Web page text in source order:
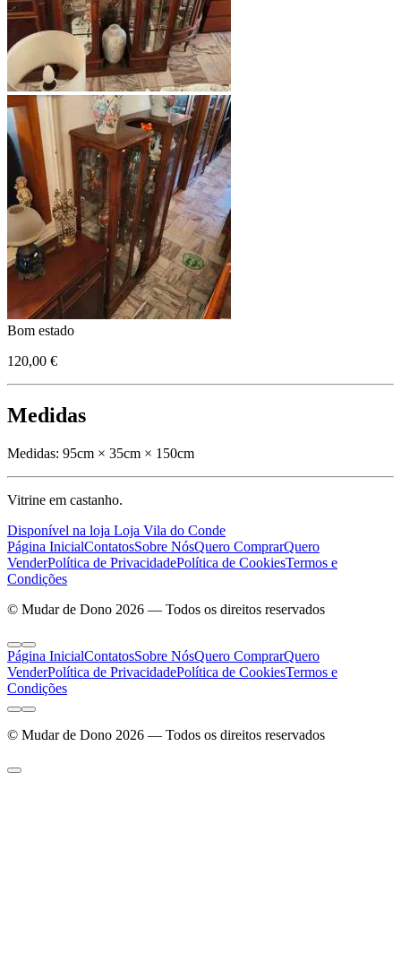
Bom estado
120,00 €
Medidas
Medidas: 95cm × 35cm × 150cm
Vitrine em castanho.
Disponível na loja Loja Vila do Conde
Página InicialContatosSobre NósQuero ComprarQuero
VenderPolítica de PrivacidadePolítica de CookiesTermos e
Condições
© Mudar de Dono 2026 — Todos os direitos reservados
Página InicialContatosSobre NósQuero ComprarQuero
VenderPolítica de PrivacidadePolítica de CookiesTermos e
Condições
© Mudar de Dono 2026 — Todos os direitos reservados